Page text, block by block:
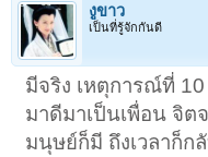
งูขาว
เป็นที่รู้จักกันดี
มีจริง เหตุการณ์ที่
มาดีมาเป็นเพื่อน จิต
มนุษย์ก็มี ถึงเวลาก็ก